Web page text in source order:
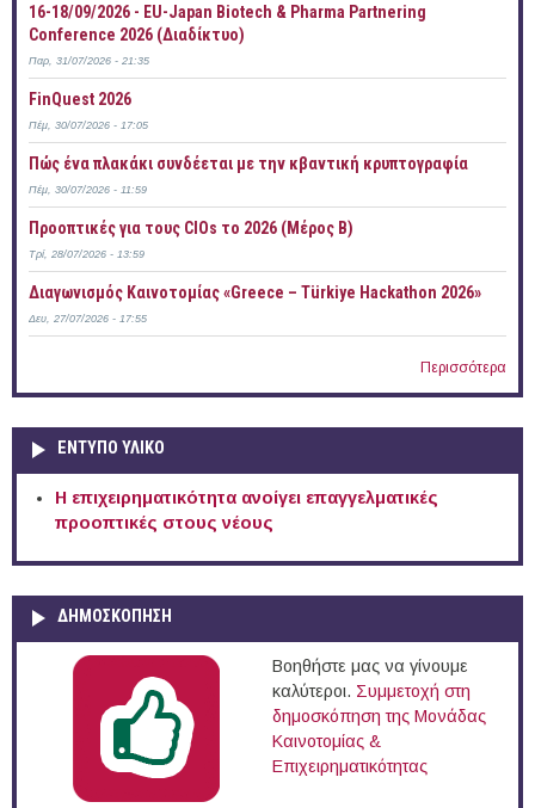
16-18/09/2026 - EU-Japan Biotech & Pharma Partnering
Conference 2026 (Διαδίκτυο)
Παρ, 31/07/2026 - 21:35
FinQuest 2026
Πέμ, 30/07/2026 - 17:05
Πώς ένα πλακάκι συνδέεται με την κβαντική κρυπτογραφία
Πέμ, 30/07/2026 - 11:59
Προοπτικές για τους CIOs το 2026 (Μέρος Β)
Τρί, 28/07/2026 - 13:59
Διαγωνισμός Καινοτομίας «Greece – Türkiye Hackathon 2026»
Δευ, 27/07/2026 - 17:55
Περισσότερα
ΕΝΤΥΠΟ ΥΛΙΚΟ
Η επιχειρηματικότητα ανοίγει επαγγελματικές
προοπτικές στους νέους
ΔΗΜΟΣΚΟΠΗΣΗ
Βοηθήστε μας να γίνουμε
καλύτεροι. Συμμετοχή στη
δημοσκόπηση της Μονάδας
Καινοτομίας &
Επιχειρηματικότητας